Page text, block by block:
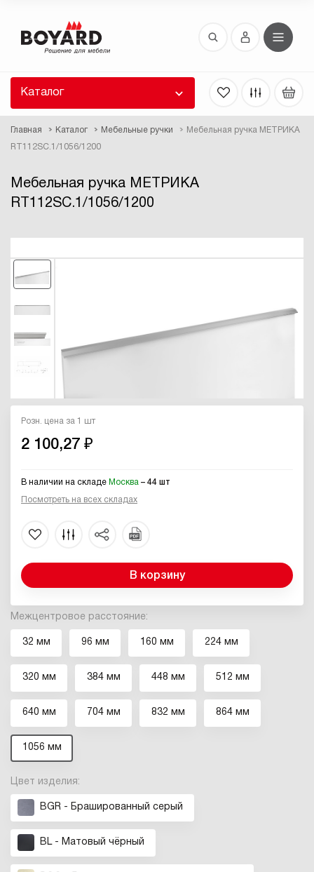
Каталог
Главная Каталог Мебельные ручки Мебельная ручка МЕТРИКА
RT112SC.1/1056/1200
Мебельная ручка МЕТРИКА
RT112SC.1/1056/1200
Межцентровое расстояние:
32 мм 96 мм 160 мм 224 мм
320 мм 384 мм 448 мм 512 мм
640 мм 704 мм 832 мм 864 мм
1056 мм
Цвет изделия:
BGR - Брашированный серый
BL - Матовый чёрный
Розн. цена за 1 шт
2 100,27 ₽
В наличии на складе Москва – 44 шт
Посмотреть на всех складах
В корзину
Восстановление пароля
высланы вам по E-Mail.
ссылку для восстановления